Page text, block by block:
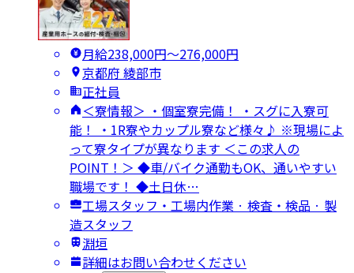
月給238,000円〜276,000円
京都府 綾部市
正社員
＜寮情報＞ ・個室寮完備！ ・スグに入寮可
能！ ・1R寮やカップル寮など様々♪ ※現場によ
って寮タイプが異なります ＜この求人の
POINT！＞ ◆車/バイク通勤もOK、通いやすい
職場です！ ◆土日休…
工場スタッフ・工場内作業 · 検査・検品 · 製
造スタッフ
淵垣
詳細はお問い合わせください